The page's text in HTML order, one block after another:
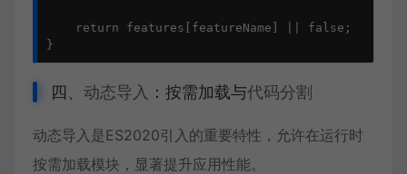
    return features[featureName] || false;
}
四、 动态导入 ：按需加载与代码分割
动态导入是ES2020引入的重要特性，允许在运行时
按需加载模块，显著提升应用性能。